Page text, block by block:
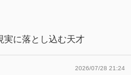
実に落とし込む天才
2026/07/28 21:24